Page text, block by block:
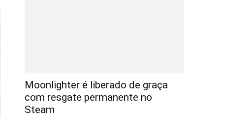
Moonlighter é liberado de graça
com resgate permanente no
Steam